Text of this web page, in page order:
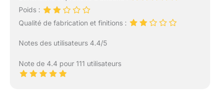
Poids :
Qualité de fabrication et finitions :
Notes des utilisateurs 4.4/5
Note de 4.4 pour 111 utilisateurs